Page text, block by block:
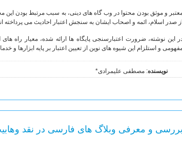
و موثق بودن محتوا در وب گاه های دینی، به سبب مرتبط بودن این
از صدر اسلام، ائمه و اصحاب ایشان به سنجش اعتبار احادیث می پرداخته
این نوشته، ضرورت اعتبارسنجی پایگاه ها ارائه شده، معیار راه
و استلزام این شیوه های نوین از تعیین اعتبار بر پایه ابزارها و
نویسنده: مصطفی علیمرادی*
بررسی و معرفی وبلاگ های فارسی در نقد